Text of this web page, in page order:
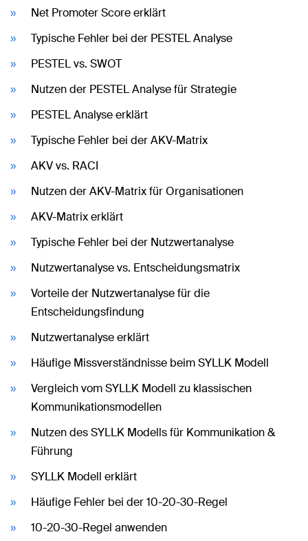
Net Promoter Score erklärt
Typische Fehler bei der PESTEL Analyse
PESTEL vs. SWOT
Nutzen der PESTEL Analyse für Strategie
PESTEL Analyse erklärt
Typische Fehler bei der AKV-Matrix
AKV vs. RACI
Nutzen der AKV-Matrix für Organisationen
AKV-Matrix erklärt
Typische Fehler bei der Nutzwertanalyse
Nutzwertanalyse vs. Entscheidungsmatrix
Vorteile der Nutzwertanalyse für die
Entscheidungsfindung
Nutzwertanalyse erklärt
Häufige Missverständnisse beim SYLLK Modell
Vergleich vom SYLLK Modell zu klassischen
Kommunikationsmodellen
Nutzen des SYLLK Modells für Kommunikation &
Führung
SYLLK Modell erklärt
Häufige Fehler bei der 10-20-30-Regel
10-20-30-Regel anwenden